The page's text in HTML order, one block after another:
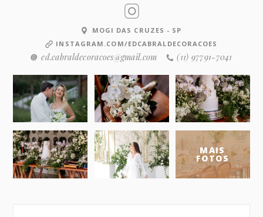
MOGI DAS CRUZES - SP
INSTAGRAM.COM/EDCABRALDECORACOES
ed.cabraldecoracoes@gmail.com (11) 97791-7041
MAIS
FOTOS